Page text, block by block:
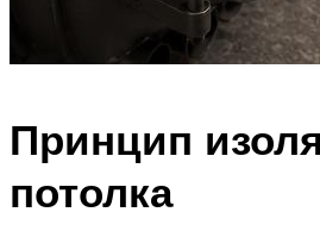
Принцип
потолка